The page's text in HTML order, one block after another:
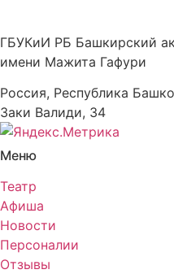
ГБУКиИ РБ Башкирский
имени Мажита Гафури
Россия, Республика
Заки Валиди, 34
Меню
Театр
Афиша
Новости
Персоналии
Отзывы